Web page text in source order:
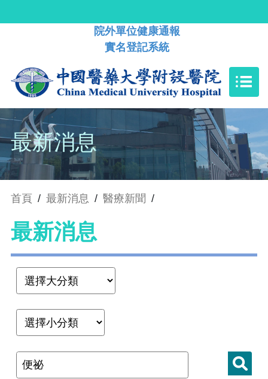
院外單位健康通報
實名登記系統
最新消息
首頁 / 最新消息 / 醫療新聞 /
最新消息